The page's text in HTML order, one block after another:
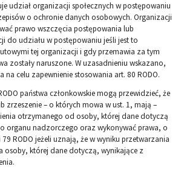
udział organizacji społecznych w postępowaniu
o ochronie danych osobowych. Organizacji
prawo wszczęcia postępowania lub
do udziału w postępowaniu jeśli jest to
tej organizacji i gdy przemawia za tym
zostały naruszone. W uzasadnieniu wskazano,
na celu zapewnienie stosowania art. 80 RODO.
państwa członkowskie mogą przewidzieć, że
– o których mowa w ust. 1, mają –
otrzymanego od osoby, której dane dotyczą
organu nadzorczego oraz wykonywać prawa, o
RODO jeżeli uznają, że w wyniku przetwarzania
osoby, której dane dotyczą, wynikające z